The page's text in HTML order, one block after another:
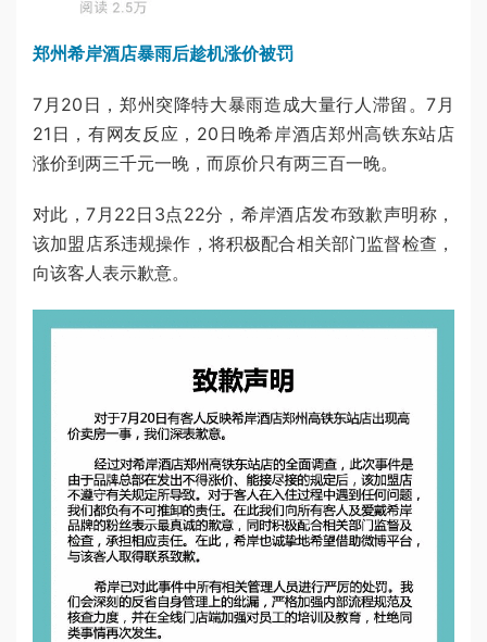
郑州希岸酒店暴雨后趁机涨价被罚
7月20日，郑州突降特大暴雨造成大量行人滞留。7月
21日，有网友反应，20日晚希岸酒店郑州高铁东站店
涨价到两三千元一晚，而原价只有两三百一晚。
对此，7月22日3点22分，希岸酒店发布致歉声明称，
该加盟店系违规操作，将积极配合相关部门监督检查，
向该客人表示歉意。